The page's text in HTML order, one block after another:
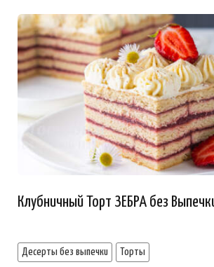
Клубничный Торт ЗЕБРА без
Десерты без выпечки Торты